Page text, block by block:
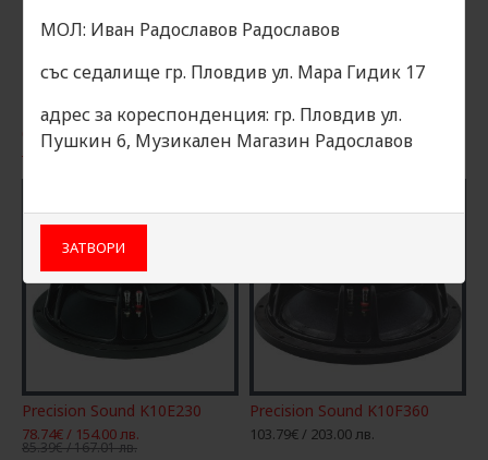
МОЛ: Иван Радославов Радославов
със седалище гр. Пловдив ул. Мара Гидик 17
адрес за кореспонденция: гр. Пловдив ул.
Пушкин 6, Музикален Магазин Радославов
ЗАТВОРИ
ОЩЕ ОТ КАТЕГОРИЯТА ОЩЕ ОТ МАКРАТА
Precision Sound K10E230
78.74€ / 154.00 лв.
85.39€ / 167.01 лв.
Precision Sound K10F360
103.79€ / 203.00 лв.